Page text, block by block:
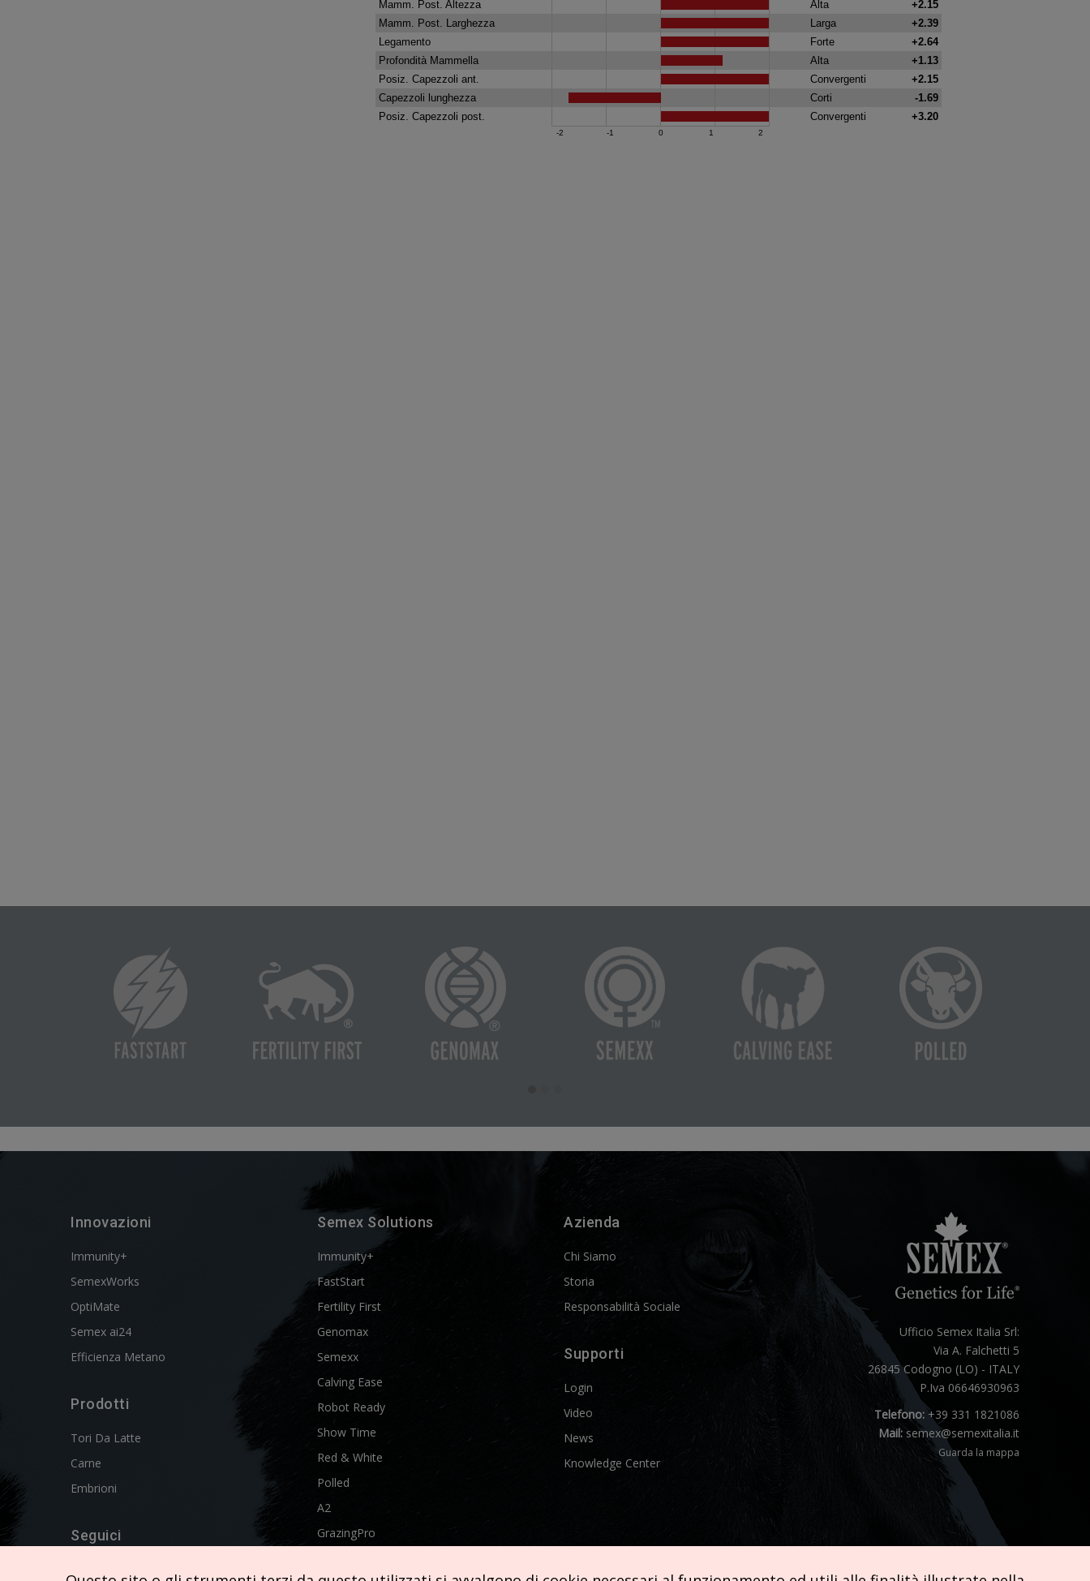
Innovazioni
Immunity+
SemexWorks
OptiMate
Semex ai24
Efficienza Metano
Prodotti
Tori Da Latte
Carne
Embrioni
Seguici
Semex Solutions
Immunity+
FastStart
Fertility First
Genomax
Semexx
Calving Ease
Robot Ready
Show Time
Red & White
Polled
A2
GrazingPro
Azienda
Chi Siamo
Storia
Responsabilità Sociale
Supporti
Login
Video
News
Knowledge Center
Ufficio Semex Italia Srl:
Via A. Falchetti 5
26845 Codogno (LO) - ITALY
P.Iva 06646930963
Telefono:+39 331 1821086
Mail: semex@semexitalia.it
Guarda la mappa